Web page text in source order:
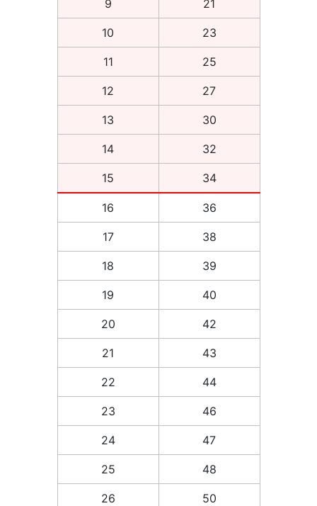
9 21
10 23
11 25
12 27
13 30
14 32
15 34
16 36
17 38
18 39
19 40
20 42
21 43
22 44
23 46
24 47
25 48
26 50